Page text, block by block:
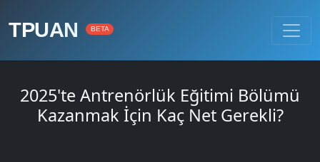
TPUAN BETA
2025'te Antrenörlük Eğitimi Bölümü
Kazanmak İçin Kaç Net Gerekli?